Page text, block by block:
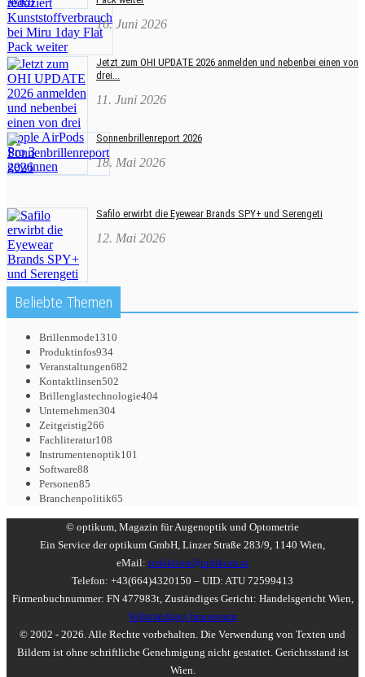
16. Juni 2026
Jetzt zum OHI UPDATE 2026 anmelden und nebenbei einen von
drei...
11. Juni 2026
Sonnenbrillenreport 2026
18. Mai 2026
Safilo erwirbt die Eyewear Brands SPY+ und Serengeti
12. Mai 2026
Beliebte Themen
Brillenmode1310
Produktinfos934
Veranstaltungen682
Kontaktlinsen502
Brillenglastechnologie404
Unternehmen304
Zeitgeistig266
Fachliteratur108
Instrumentenoptik101
Software88
Personen85
Branchenpolitik65
© optikum, Magazin für Augenoptik und Optometrie
Ein Service der optikum GmbH, Linzer Straße 283/9, 1140 Wien,
eMail: redaktion@optikum.at
Telefon: +43(664)4320150 – UID: ATU 72599413
Firmenbuchnummer: FN 477983t, Zuständiges Gericht: Handelsgericht Wien,
Vollständiges Impressum
© 2002 - 2026. Alle Rechte vorbehalten. Die Verwendung von Texten und
Bildern ist ohne schriftliche Genehmigung nicht gestattet. Gerichtsstand ist
Wien.